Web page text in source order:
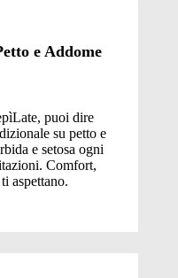
e Addome
puoi dire
su petto e
e setosa ogni
Comfort,
aspettano.